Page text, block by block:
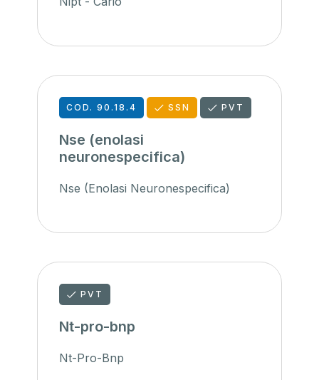
COD. 90.18.4 SSN PVT
Nse (enolasi
neuronespecifica)
Nse (Enolasi Neuronespecifica)
PVT
Nt-pro-bnp
Nt-Pro-Bnp